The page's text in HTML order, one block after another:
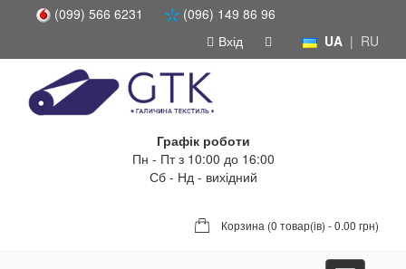
(099) 566 6231
(096) 149 86 96
UA | RU
Вхід
Графік роботи
Пн - Пт з 10:00 до 16:00
Сб - Нд - вихідний
Корзина (0 товар(ів) - 0.00 грн)